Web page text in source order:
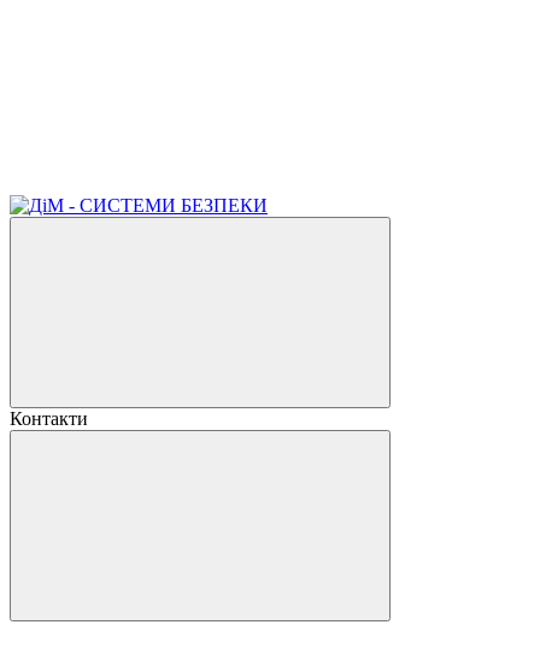
Контакти